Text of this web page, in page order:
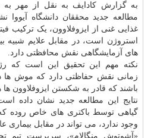
به گزارش کادایف به نقل از مهر به
مطالعه جدید محققان دانشگاه
غذایی غنی از ایزوفلاوون، یک ترکیب
استروژن است، در مقابل علایم
های آزمایشگاهی نقش محافظتی دارد.
نکته مهم این تحقیق این است که
زمانی نقش حفاظتی دارد که موش ها
باشند که قادر به شکستن ایزوفلاوون ها
نتایج این مطالعه جدید نشان داده
گیاهی توسط باکتری های خاص روده که
وجود ندارد، می تواند در مقابل
«آشوتوش منگالام»، سرپرست تیم